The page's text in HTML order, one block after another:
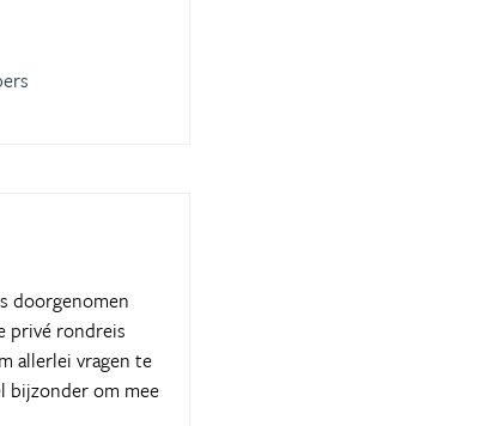
doorgenomen
privé rondreis
allerlei vragen te
bijzonder om mee